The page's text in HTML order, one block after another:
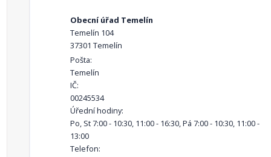
Obecní úřad Temelín
Temelín 104
37301 Temelín
Pošta:
Temelín
IČ:
00245534
Úřední hodiny:
Po, St 7:00 - 10:30, 11:00 - 16:30, Pá 7:00 - 10:30, 11:00 -
13:00
Telefon: